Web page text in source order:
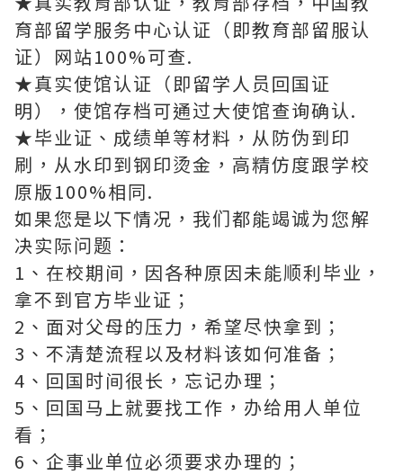
育部留学服务中心认证（即教育部留服认
证）网站100%可查.
★真实使馆认证（即留学人员回国证
明），使馆存档可通过大使馆查询确认.
★毕业证、成绩单等材料，从防伪到印
刷，从水印到钢印烫金，高精仿度跟学校
原版100%相同.
如果您是以下情况，我们都能竭诚为您解
决实际问题：
1、在校期间，因各种原因未能顺利毕业，
拿不到官方毕业证；
2、面对父母的压力，希望尽快拿到；
3、不清楚流程以及材料该如何准备；
4、回国时间很长，忘记办理；
5、回国马上就要找工作，办给用人单位
看；
6、企事业单位必须要求办理的；